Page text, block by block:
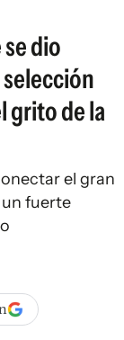
dio
grito de la
el gran
fuerte